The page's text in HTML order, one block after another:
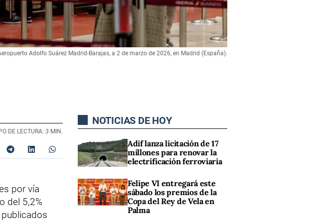
Adolfo Suárez Madrid-Barajas, a 2 de marzo de 2026, en Madrid (España).
DE LECTURA: 3 MIN.
por vía
del 5,2%
NOTICIAS DE HOY
Adif lanza licitación de 17
millones para renovar la
electrificación ferroviaria
Felipe VI entregará este
sábado los premios de la
Copa del Rey de Vela en
Palma